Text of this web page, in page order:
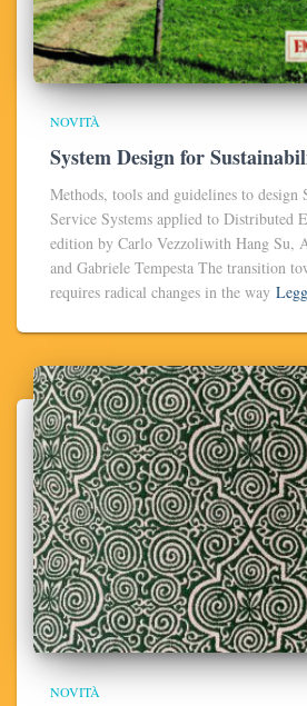
NOVITÀ
System Design for
Methods, tools and guidelines to design
Service Systems applied to Distributed
edition by Carlo Vezzoliwith Hang Su,
and Gabriele Tempesta The transition
requires radical changes in the way
NOVITÀ